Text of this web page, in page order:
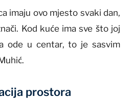
imaju ovo mjesto svaki dan,
Kod kuće ima sve što joj
ode u centar, to je sasvim
prostora